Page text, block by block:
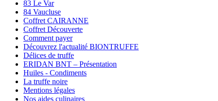
83 Le Var
84 Vaucluse
Coffret CAIRANNE
Coffret Découverte
Comment payer
Découvrez l'actualité BIONTRUFFE
Délices de truffe
ERIDAN BNT – Présentation
Huiles - Condiments
La truffe noire
Mentions légales
Nos aides culinaires